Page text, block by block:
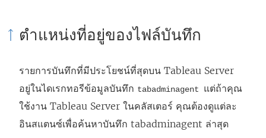
ตำแหน่งที่อยู่ของไฟล์บันทึก
รายการบันทึกที่มีประโยชน์ที่สุดบน Tableau Server
อยู่ในไดเรกทอรีข้อมูลบันทึก tabadminagent แต่ถ้าคุณ
ใช้งาน Tableau Server ในคลัสเตอร์ คุณต้องดูแต่ละ
อินสแตนซ์เพื่อค้นหาบันทึก tabadminagent ล่าสุด